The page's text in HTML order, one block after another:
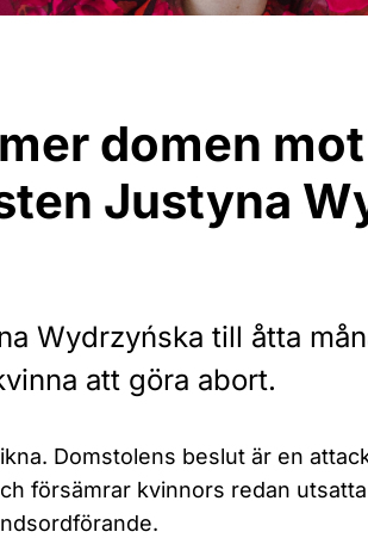
domen mot
Justyna
Wydrzyńska till åtta
att göra abort.
Domstolens beslut är en
försämrar kvinnors redan